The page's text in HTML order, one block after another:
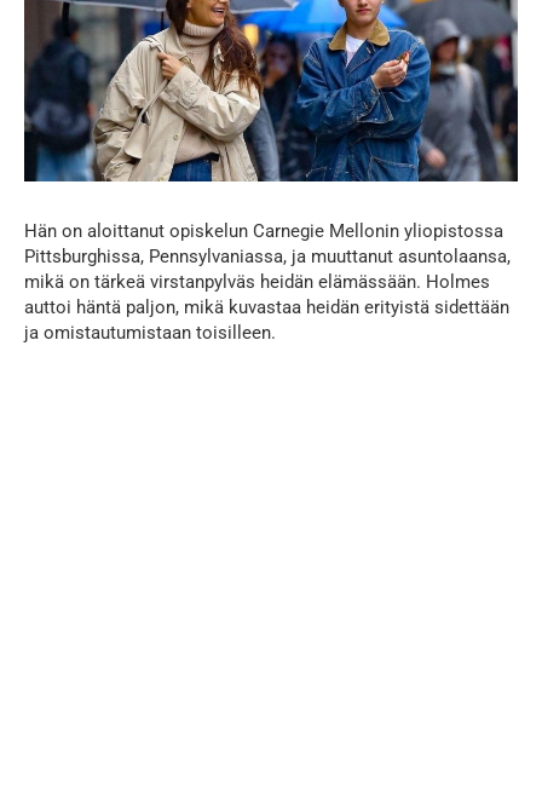
Hän on aloittanut opiskelun Carnegie Mellonin yliopistossa
Pittsburghissa, Pennsylvaniassa, ja muuttanut asuntolaansa,
mikä on tärkeä virstanpylväs heidän elämässään. Holmes
auttoi häntä paljon, mikä kuvastaa heidän erityistä sidettään
ja omistautumistaan toisilleen.